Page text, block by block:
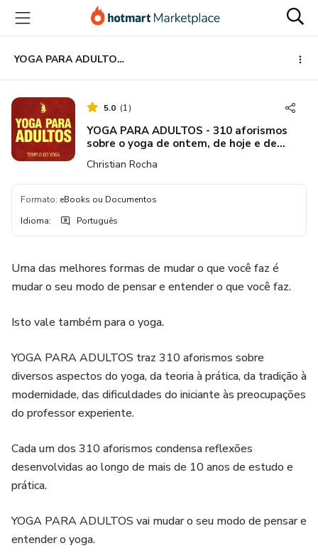
para
conteúdo
principal
para
pagamento
para
rodapé
YOGA PARA ADULTOS - 310 aforismos sobre o yoga de ontem, de hoje e de sempre
5.0 (1)
YOGA PARA ADULTOS - 310 aforismos
sobre o yoga de ontem, de hoje e de
Christian Rocha
Formato: eBooks ou Documentos
Idioma: Português
Uma das melhores formas de mudar o que você faz é
mudar o seu modo de pensar e entender o que você faz.
Isto vale também para o yoga.
YOGA PARA ADULTOS traz 310 aforismos sobre
diversos aspectos do yoga, da teoria à prática, da tradição à
modernidade, das dificuldades do iniciante às preocupações
do professor experiente.
Cada um dos 310 aforismos condensa reflexões
desenvolvidas ao longo de mais de 10 anos de estudo e
prática.
YOGA PARA ADULTOS vai mudar o seu modo de pensar e
entender o yoga.